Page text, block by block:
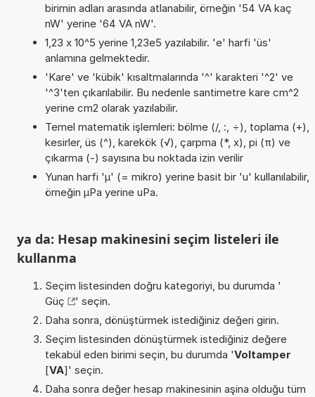
birimin adları arasında atlanabilir, örneğin '54 VA kaç
nW' yerine '64 VA nW'.
1,23 x 10^5 yerine 1,23e5 yazılabilir. 'e' harfi 'üs'
anlamına gelmektedir.
'Kare' ve 'kübik' kısaltmalarında '^' karakteri '^2' ve
'^3'ten çıkarılabilir. Bu nedenle santimetre kare cm^2
yerine cm2 olarak yazılabilir.
Temel matematik işlemleri: bölme (/, :, ÷), toplama (+),
kesirler, üs (^), karekök (√), çarpma (*, x), pi (π) ve
çıkarma (-) sayısına bu noktada izin verilir
Yunan harfi 'µ' (= mikro) yerine basit bir 'u' kullanılabilir,
örneğin µPa yerine uPa.
ya da: Hesap makinesini seçim listeleri ile
kullanma
Seçim listesinden doğru kategoriyi, bu durumda '
Güç
' seçin.
Daha sonra, dönüştürmek istediğiniz değeri girin.
Seçim listesinden dönüştürmek istediğiniz değere
tekabül eden birimi seçin, bu durumda 'Voltamper
[VA]' seçin.
Daha sonra değer hesap makinesinin aşina olduğu tüm